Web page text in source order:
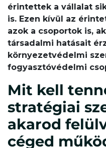
érintettek a vállalat
is. Ezen kívül az
azok a csoportok is,
társadalmi hatásait
környezetvédelmi
fogyasztóvédelmi
Mit kell
stratégiai
akarod
céged